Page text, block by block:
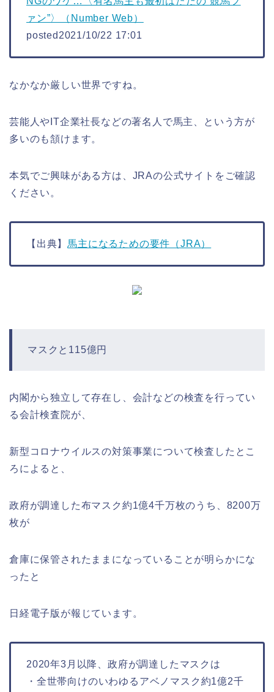
ァン”〉（Number Web）
posted2021/10/22 17:01
なかなか厳しい世界ですね。
芸能人やIT企業社長などの著名人で馬主、という方が
多いのも頷けます。
本気でご興味がある方は、JRAの公式サイトをご確認
ください。
【出典】 馬主になるための要件（JRA）
マスクと115億円
内閣から独立して存在し、会計などの検査を行ってい
る会計検査院が、
新型コロナウイルスの対策事業について検査したとこ
ろによると、
政府が調達した布マスク約1億4千万枚のうち、8200万
枚が
倉庫に保管されたままになっていることが明らかにな
ったと
日経電子版が報じています。
2020年3月以降、政府が調達したマスクは
・全世帯向けのいわゆるアベノマスク約1億2千